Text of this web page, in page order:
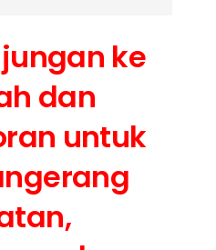
ke
dan
untuk